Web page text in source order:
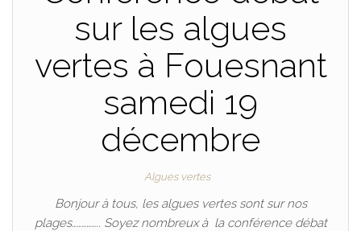
sur les algues
vertes à Fouesnant
samedi 19
décembre
Algues vertes
Bonjour à tous, les algues vertes sont sur nos
plages…………….. Soyez nombreux à la conférence débat